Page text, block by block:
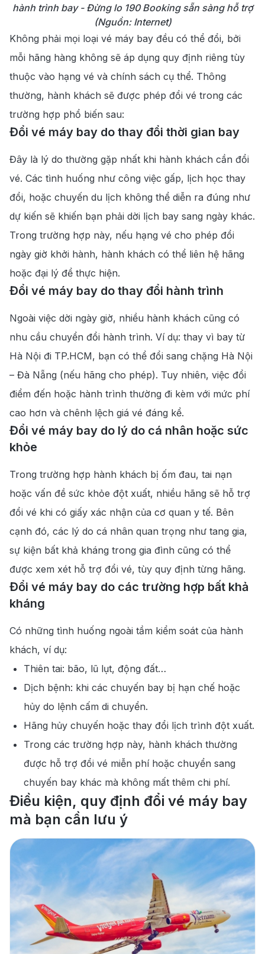
hành trình bay - Đừng lo 190 Booking sẵn sàng hỗ trợ
(Nguồn: Internet)
Không phải mọi loại vé máy bay đều có thể đổi, bởi
mỗi hãng hàng không sẽ áp dụng quy định riêng tùy
thuộc vào hạng vé và chính sách cụ thể. Thông
thường, hành khách sẽ được phép đổi vé trong các
trường hợp phổ biến sau:
Đổi vé máy bay do thay đổi thời gian bay
Đây là lý do thường gặp nhất khi hành khách cần đổi
vé. Các tình huống như công việc gấp, lịch học thay
đổi, hoặc chuyến du lịch không thể diễn ra đúng như
dự kiến sẽ khiến bạn phải dời lịch bay sang ngày khác.
Trong trường hợp này, nếu hạng vé cho phép đổi
ngày giờ khởi hành, hành khách có thể liên hệ hãng
hoặc đại lý để thực hiện.
Đổi vé máy bay do thay đổi hành trình
Ngoài việc dời ngày giờ, nhiều hành khách cũng có
nhu cầu chuyển đổi hành trình. Ví dụ: thay vì bay từ
Hà Nội đi TP.HCM, bạn có thể đổi sang chặng Hà Nội
– Đà Nẵng (nếu hãng cho phép). Tuy nhiên, việc đổi
điểm đến hoặc hành trình thường đi kèm với mức phí
cao hơn và chênh lệch giá vé đáng kể.
Đổi vé máy bay do lý do cá nhân hoặc sức
khỏe
Trong trường hợp hành khách bị ốm đau, tai nạn
hoặc vấn đề sức khỏe đột xuất, nhiều hãng sẽ hỗ trợ
đổi vé khi có giấy xác nhận của cơ quan y tế. Bên
cạnh đó, các lý do cá nhân quan trọng như tang gia,
sự kiện bất khả kháng trong gia đình cũng có thể
được xem xét hỗ trợ đổi vé, tùy quy định từng hãng.
Đổi vé máy bay do các trường hợp bất khả
kháng
Có những tình huống ngoài tầm kiểm soát của hành
khách, ví dụ:
Thiên tai: bão, lũ lụt, động đất…
Dịch bệnh: khi các chuyến bay bị hạn chế hoặc
hủy do lệnh cấm di chuyển.
Hãng hủy chuyến hoặc thay đổi lịch trình đột xuất.
Trong các trường hợp này, hành khách thường
được hỗ trợ đổi vé miễn phí hoặc chuyển sang
chuyến bay khác mà không mất thêm chi phí.
Điều kiện, quy định đổi vé máy bay
mà bạn cần lưu ý